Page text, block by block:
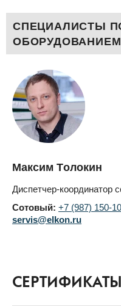
СПЕЦИАЛИСТЫ
ОБОРУДОВАНИЕМ
Максим Толокин
Диспетчер-координатор
Сотовый: +7 (987) 150-
servis@elkon.ru
СЕРТИФИКАТЫ